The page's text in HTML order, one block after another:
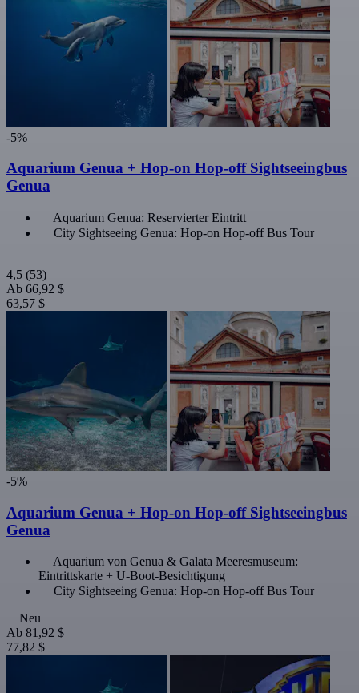
-5%
Aquarium Genua + Hop-on Hop-off Sightseeingbus
Genua
Aquarium Genua: Reservierter Eintritt
City Sightseeing Genua: Hop-on Hop-off Bus Tour
4,5 (53)
Ab 66,92 $
63,57 $
-5%
Aquarium Genua + Hop-on Hop-off Sightseeingbus
Genua
Aquarium von Genua & Galata Meeresmuseum:
Eintrittskarte + U-Boot-Besichtigung
City Sightseeing Genua: Hop-on Hop-off Bus Tour
Neu
Ab 81,92 $
77,82 $